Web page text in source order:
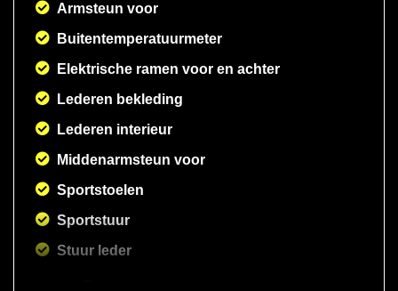
Armsteun voor
Buitentemperatuurmeter
Elektrische ramen voor en achter
Lederen bekleding
Lederen interieur
Middenarmsteun voor
Sportstoelen
Sportstuur
Stuur leder